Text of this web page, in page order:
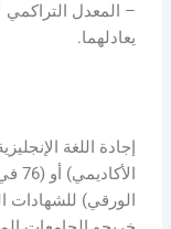
يعادلهما.